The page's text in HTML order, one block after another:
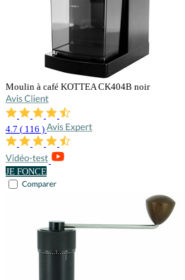
Moulin à café KOTTEA CK404B noir
4.7 ( 116 )
JE FONCE